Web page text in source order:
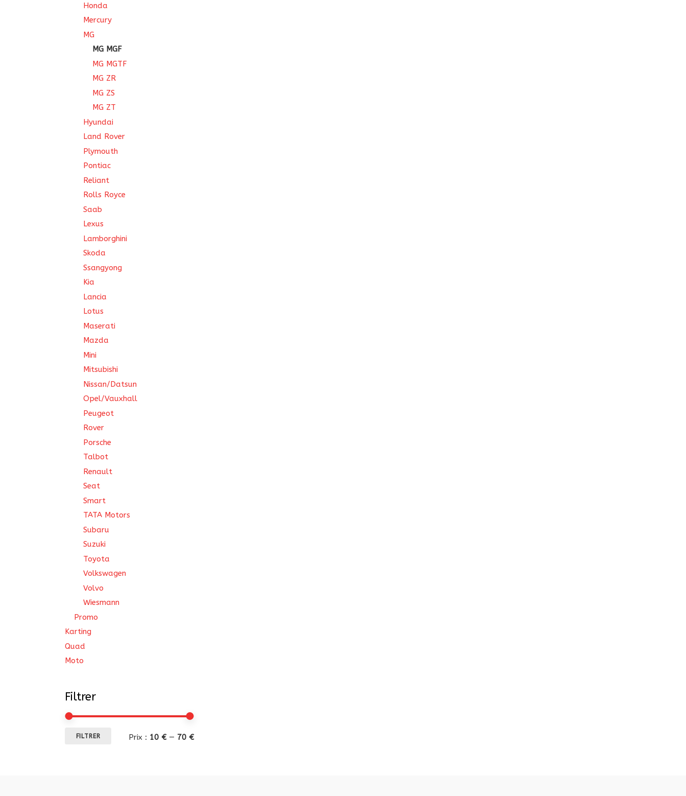
Honda
Mercury
MG
MG MGF
MG MGTF
MG ZR
MG ZS
MG ZT
Hyundai
Land Rover
Plymouth
Pontiac
Reliant
Rolls Royce
Saab
Lexus
Lamborghini
Skoda
Ssangyong
Kia
Lancia
Lotus
Maserati
Mazda
Mini
Mitsubishi
Nissan/Datsun
Opel/Vauxhall
Peugeot
Rover
Porsche
Talbot
Renault
Seat
Smart
TATA Motors
Subaru
Suzuki
Toyota
Volkswagen
Volvo
Wiesmann
Promo
Karting
Quad
Moto
Filtrer
Prix
Prix
FILTRER Prix : 10 €— 70 €